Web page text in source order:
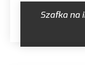
Szafka na